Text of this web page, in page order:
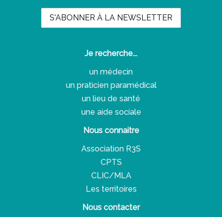
Je recherche...
un médecin
un praticien paramédical
un lieu de santé
une aide sociale
Nous connaitre
Association R3S
CPTS
CLIC/MLA
Les territoires
Nous contacter